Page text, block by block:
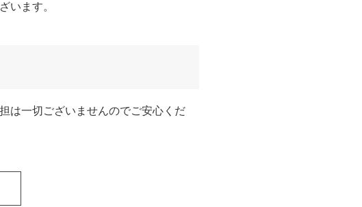
います。
は一切ございませんのでご安心くだ